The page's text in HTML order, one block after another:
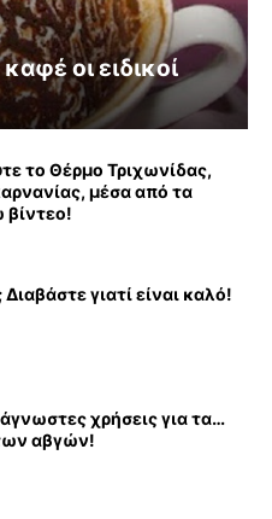
οι ειδικοί
το Θέρμο Τριχωνίδας,
μέσα από τα
γιατί είναι καλό!
χρήσεις για τα…
αβγών!